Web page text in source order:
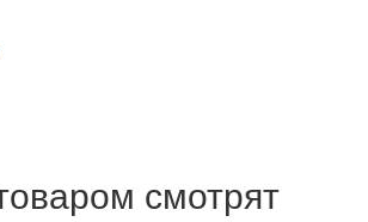
смотрят